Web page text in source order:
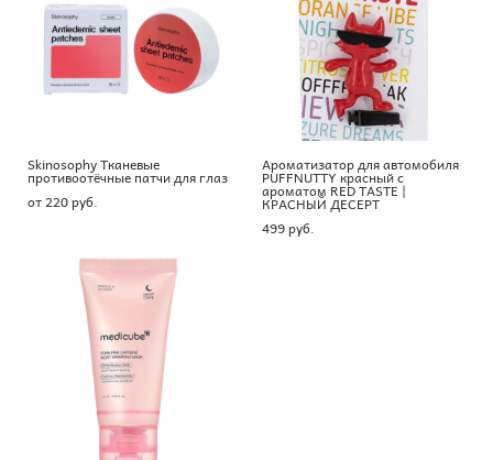
Skinosophy Тканевые
противоотёчные патчи для глаз
от 220 pуб.
Ароматизатор для автомобиля
PUFFNUTTY красный с
ароматом RED TASTE |
КРАСНЫЙ ДЕСЕРТ
499 pуб.